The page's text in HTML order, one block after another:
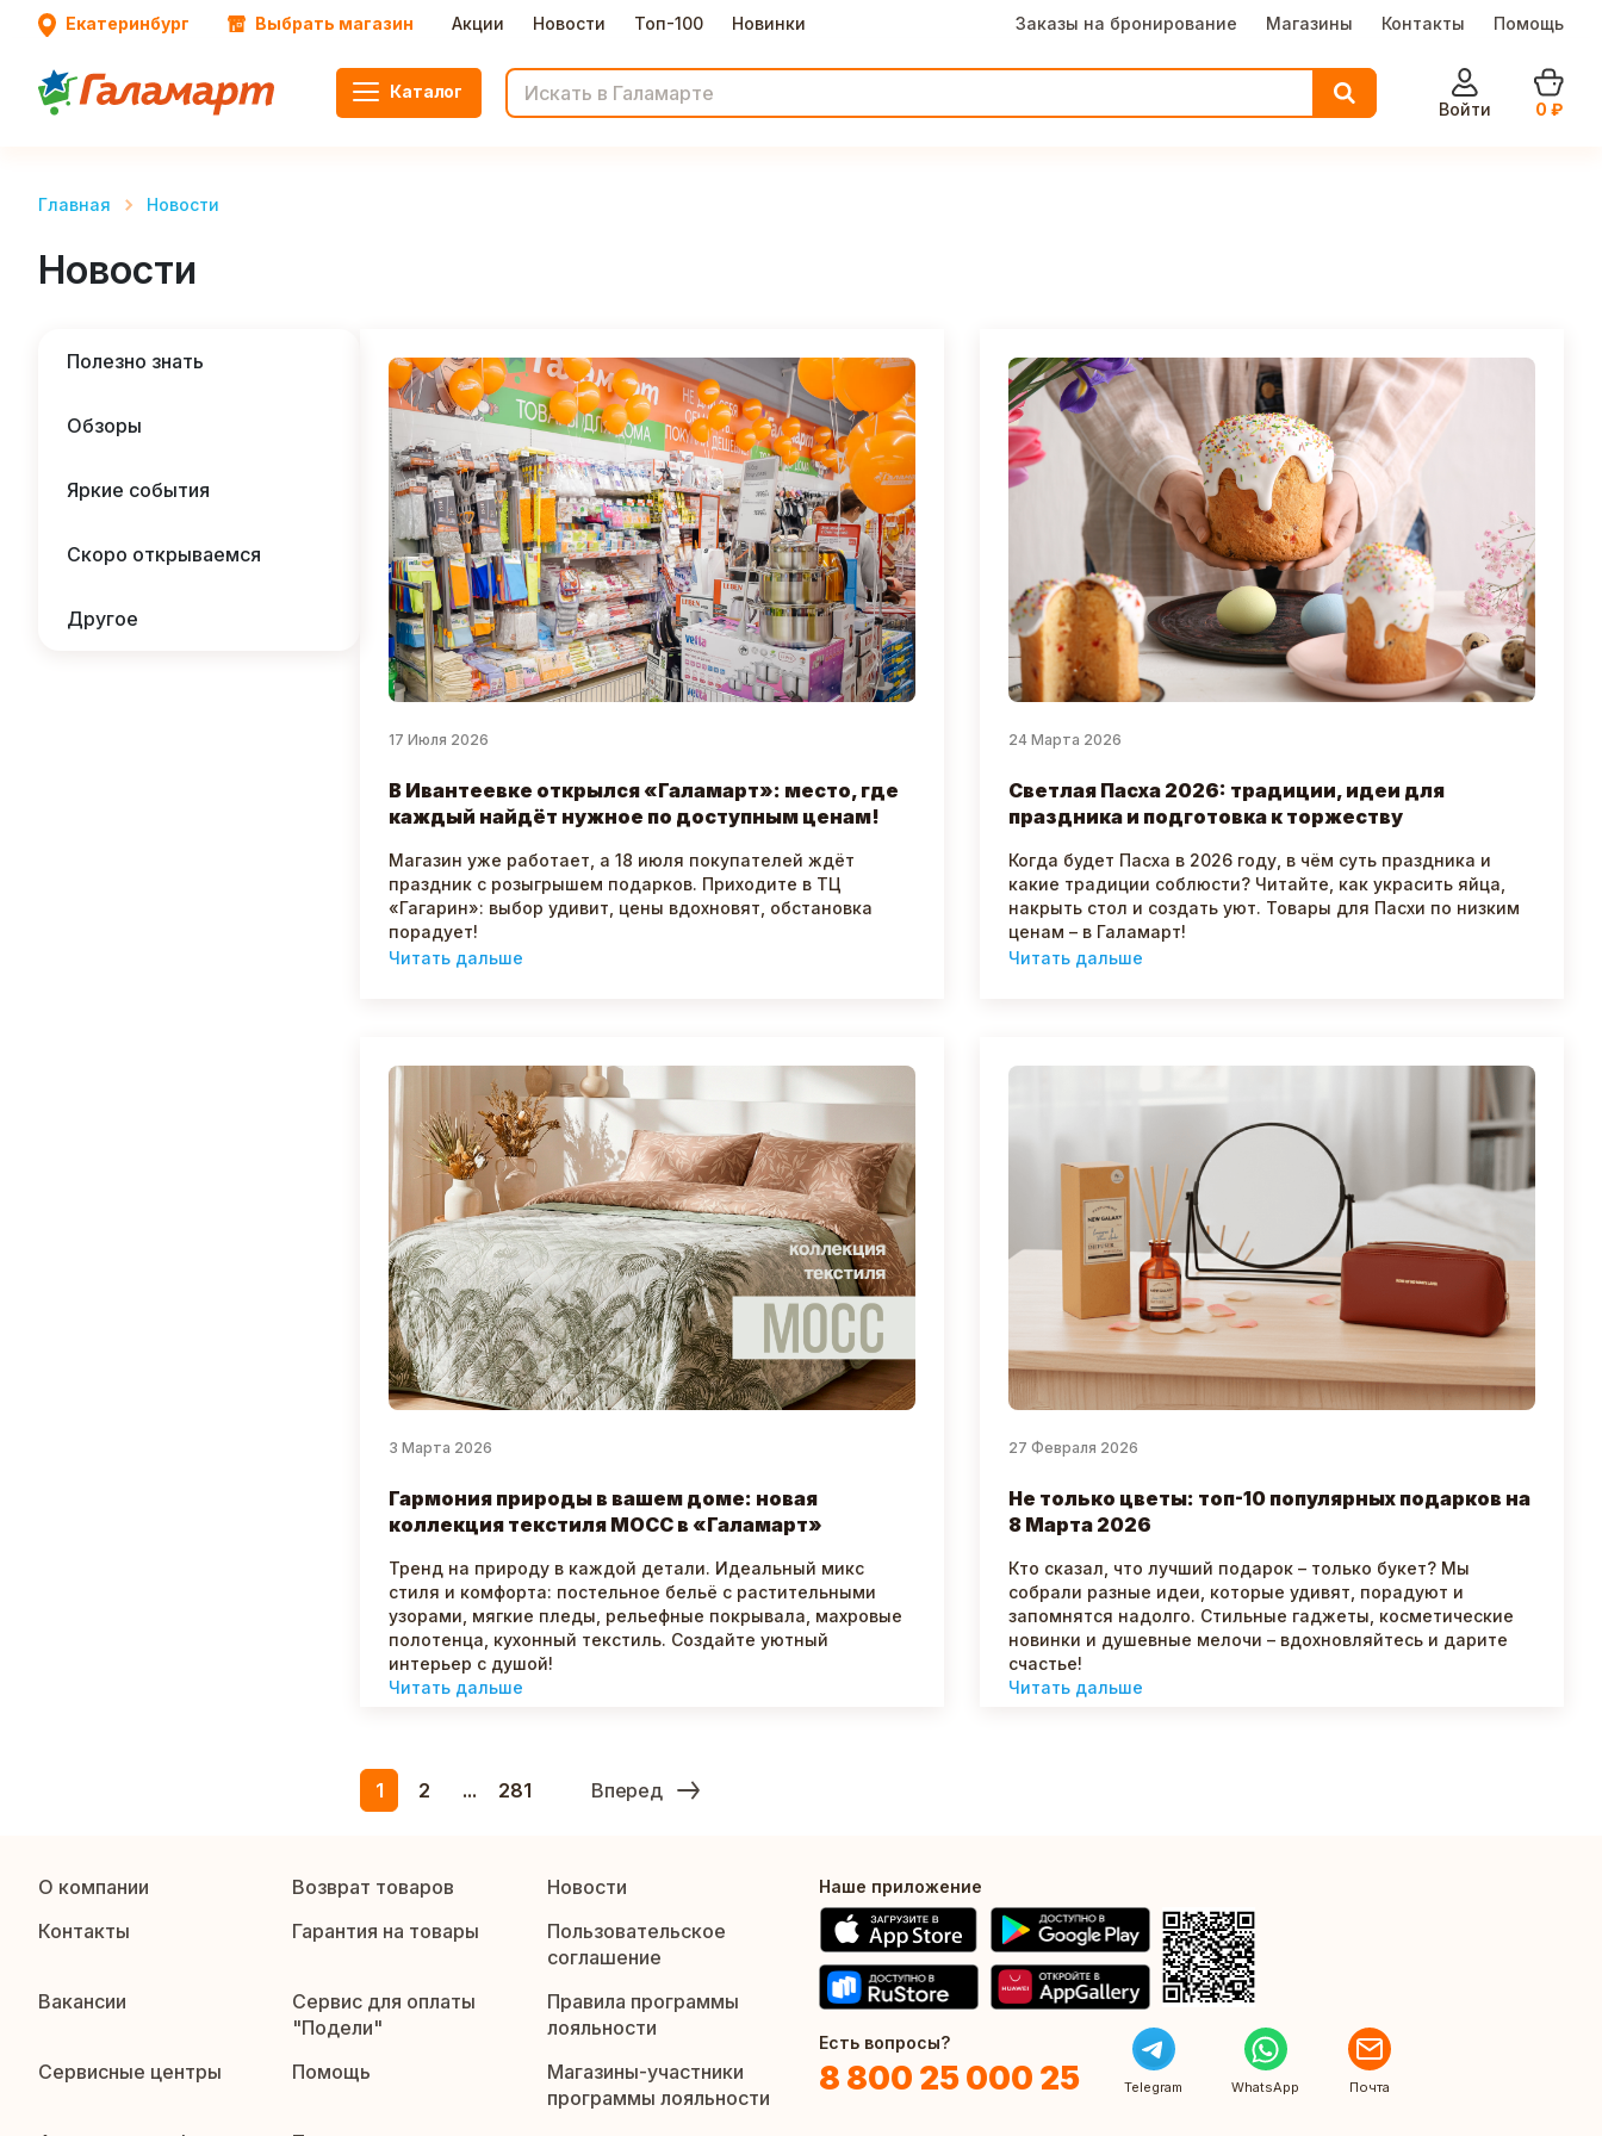
Екатеринбург Выбрать магазин Акции Новости Топ-100 Новинки Заказы на бронирование Магазины Контакты Помощь
Каталог
Войти
0 ₽
Главная Новости
Новости
Полезно знать
Обзоры
Яркие события
Скоро открываемся
Другое
17 Июля 2026
В Ивантеевке открылся «Галамарт»: место, где
каждый найдёт нужное по доступным ценам!
Магазин уже работает, а 18 июля покупателей ждёт
праздник с розыгрышем подарков. Приходите в ТЦ
«Гагарин»: выбор удивит, цены вдохновят, обстановка
порадует!
Читать дальше
24 Марта 2026
Светлая Пасха 2026: традиции, идеи для
праздника и подготовка к торжеству
Когда будет Пасха в 2026 году, в чём суть праздника и
какие традиции соблюсти? Читайте, как украсить яйца,
накрыть стол и создать уют. Товары для Пасхи по низким
ценам – в Галамарт!
Читать дальше
3 Марта 2026
Гармония природы в вашем доме: новая
коллекция текстиля МОСС в «Галамарт»
Тренд на природу в каждой детали. Идеальный микс
стиля и комфорта: постельное бельё с растительными
узорами, мягкие пледы, рельефные покрывала, махровые
полотенца, кухонный текстиль. Создайте уютный
интерьер с душой!
Читать дальше
27 Февраля 2026
Не только цветы: топ-10 популярных подарков на
8 Марта 2026
Кто сказал, что лучший подарок – только букет? Мы
собрали разные идеи, которые удивят, порадуют и
запомнятся надолго. Стильные гаджеты, косметические
новинки и душевные мелочи – вдохновляйтесь и дарите
счастье!
Читать дальше
1 2 ... 281 Вперед
О компании Возврат товаров
Новости
Контакты
Гарантия на товары
Пользовательское
соглашение
Вакансии
Сервис для оплаты
"Подели"
Правила программы
лояльности
Сервисные центры
Помощь
Магазины-участники
программы лояльности
Наше приложение
Есть вопросы?
8 800 25 000 25 Telegram WhatsApp Почта